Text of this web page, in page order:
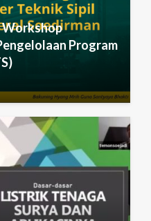
Workshop
Program